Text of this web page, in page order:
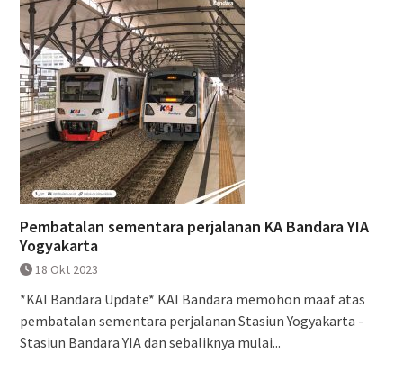
Pembatalan sementara perjalanan KA Bandara YIA
Yogyakarta
18 Okt 2023
*KAI Bandara Update* KAI Bandara memohon maaf atas
pembatalan sementara perjalanan Stasiun Yogyakarta -
Stasiun Bandara YIA dan sebaliknya mulai...